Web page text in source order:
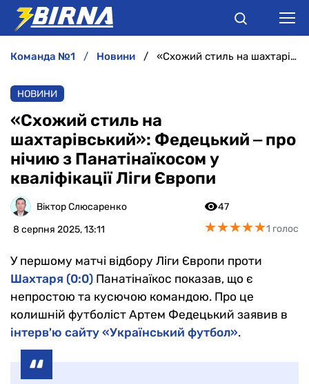
АНАЛІТИКА
ІНТЕРВ'Ю
РІЗНЕ
БУКМЕКЕРИ
команда №1 новини «Схожий стиль на шахтарівський»: Федецький ‒ про нічию з Панатінаїкосом у кваліфікації Ліги Європи
НОВИНИ
«Схожий стиль на
шахтарівський»: Федецький ‒ про
нічию з Панатінаїкосом у
кваліфікації Ліги Європи
Віктор Слюсаренко
8 серпня 2025, 13:11
47
★★★★★
★★★★★1 голос
У першому матчі відбору Ліги Європи проти
Шахтаря (0:0) Панатінаїкос показав, що є
непростою та кусючою командою. Про це
колишній футболіст Артем Федецький заявив в
інтерв'ю сайту «Український футбол».